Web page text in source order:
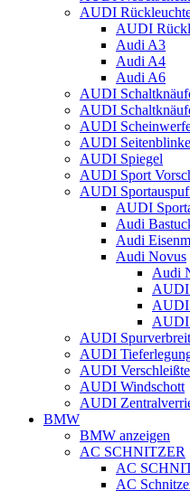
AUDI
AUDI
Audi A3
Audi A4
Audi A6
AUDI
AUDI
AUDI
AUDI
AUDI Spiegel
AUDI Sport
AUDI
AUDI
Audi
Audi
Audi Novus
Audi
AUDI
AUDI
AUDI
AUDI
AUDI
AUDI Windschott
AUDI
BMW
BMW anzeigen
AC SCHNITZER
AC
AC